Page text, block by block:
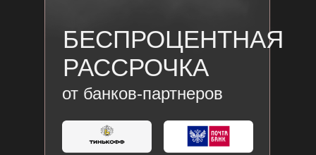
БЕСПРОЦЕНТНАЯ
РАССРОЧКА
от банков-партнеров